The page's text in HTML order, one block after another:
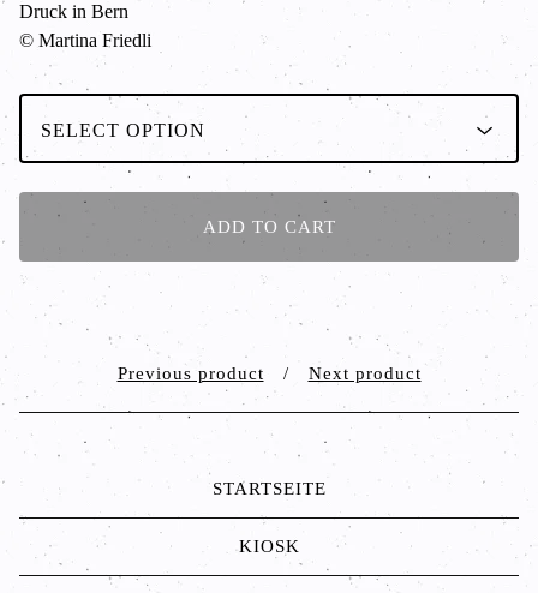
Druck in Bern
© Martina Friedli
ADD TO CART
Previous product Next product
STARTSEITE
KIOSK